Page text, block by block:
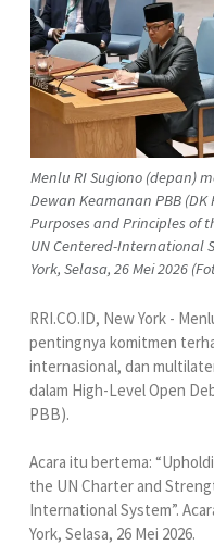
Menlu RI Sugiono (depan)
Dewan Keamanan PBB
Purposes and Principles of
UN Centered-International
York, Selasa, 26 Mei 2026
RRI.CO.ID, New York -
pentingnya komitmen
internasional, dan
dalam High-Level Open
PBB).
Acara itu bertema:
the UN Charter and
International System”.
York, Selasa, 26 Mei 2026.